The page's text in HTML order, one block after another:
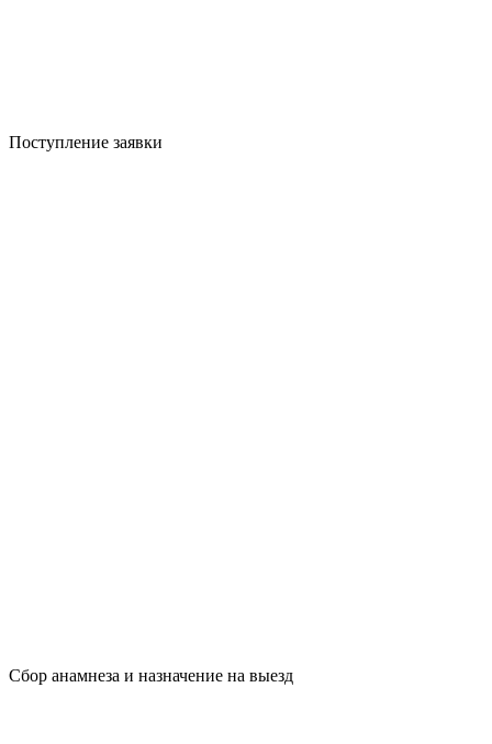
Поступление заявки
Сбор анамнеза и назначение на выезд